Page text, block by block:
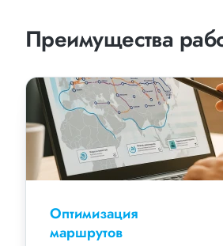
Преимущества
Оптимизация
маршрутов